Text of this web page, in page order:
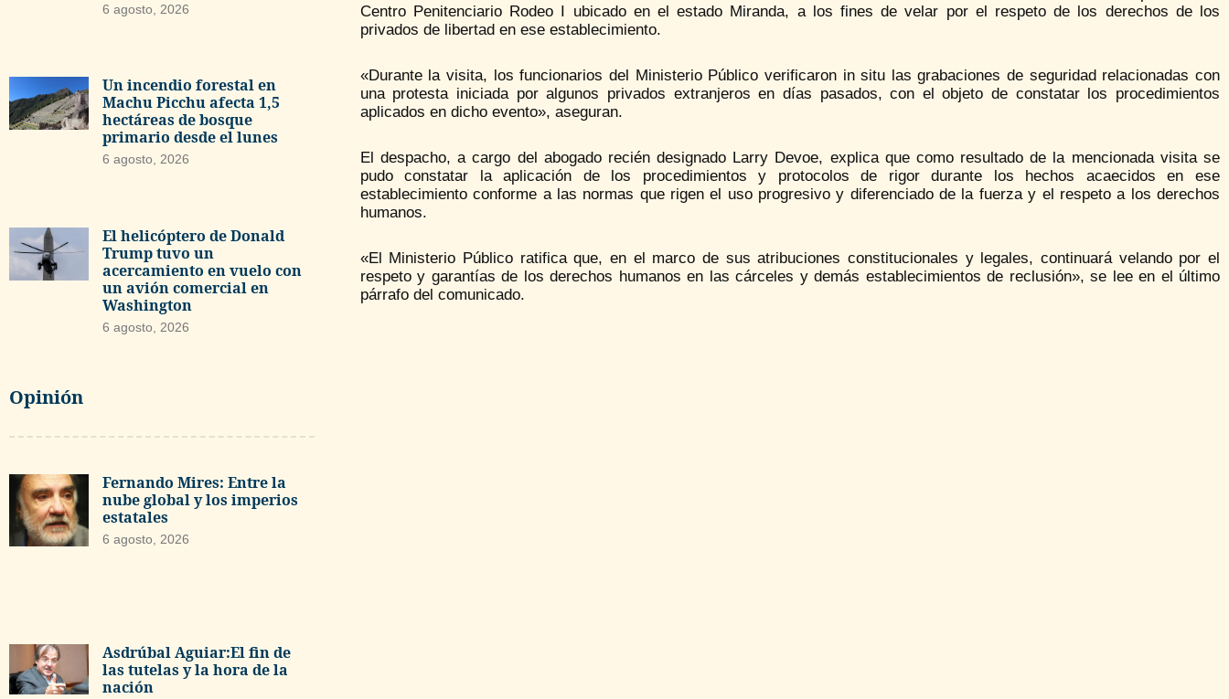
6 agosto, 2026
Un incendio forestal en
Machu Picchu afecta 1,5
hectáreas de bosque
primario desde el lunes
6 agosto, 2026
El helicóptero de Donald
Trump tuvo un
acercamiento en vuelo con
un avión comercial en
Washington
6 agosto, 2026
Opinión
Fernando Mires: Entre la
nube global y los imperios
estatales
6 agosto, 2026
Asdrúbal Aguiar:El fin de
las tutelas y la hora de la
nación
Centro Penitenciario Rodeo I ubicado en el estado Miranda, a los fines de velar por el respeto de los derechos de los
privados de libertad en ese establecimiento.
«Durante la visita, los funcionarios del Ministerio Público verificaron in situ las grabaciones de seguridad relacionadas con
una protesta iniciada por algunos privados extranjeros en días pasados, con el objeto de constatar los procedimientos
aplicados en dicho evento», aseguran.
El despacho, a cargo del abogado recién designado Larry Devoe, explica que como resultado de la mencionada visita se
pudo constatar la aplicación de los procedimientos y protocolos de rigor durante los hechos acaecidos en ese
establecimiento conforme a las normas que rigen el uso progresivo y diferenciado de la fuerza y el respeto a los derechos
humanos.
«El Ministerio Público ratifica que, en el marco de sus atribuciones constitucionales y legales, continuará velando por el
respeto y garantías de los derechos humanos en las cárceles y demás establecimientos de reclusión», se lee en el último
párrafo del comunicado.